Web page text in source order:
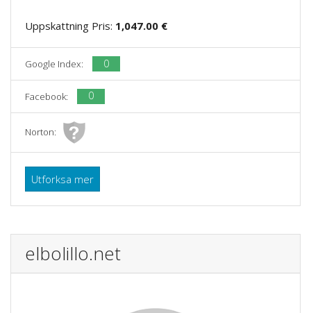
Uppskattning Pris: 1,047.00 €
Google Index: 0
Facebook: 0
Norton:
Utforksa mer
elbolillo.net